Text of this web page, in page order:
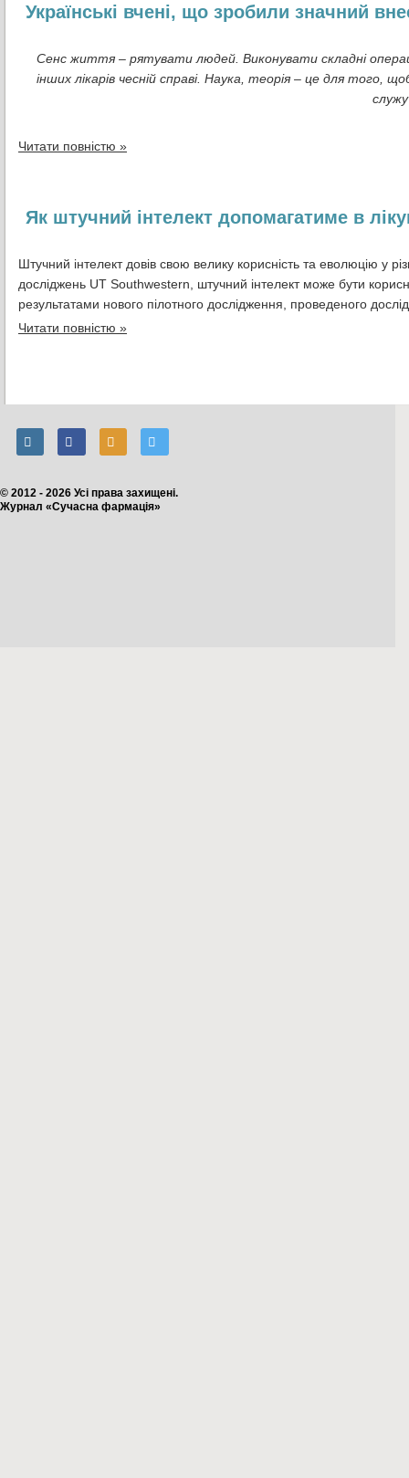
Українські вчені, що зробили значний
Сенс життя – рятувати людей. Виконувати складні
інших лікарів чесній справі. Наука, теорія – це для
Читати повністю »
Як штучний інтелект допомагатиме в
Штучний інтелект довів свою велику корисність та еволюцію у
досліджень UT Southwestern, штучний інтелект може бути
результатами нового пілотного дослідження, проведеного
Читати повністю »
© 2012 - 2026 Усі права захищені.
Журнал «Сучасна фармація»